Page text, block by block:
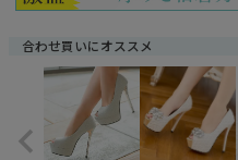
合わせ買いにオススメ